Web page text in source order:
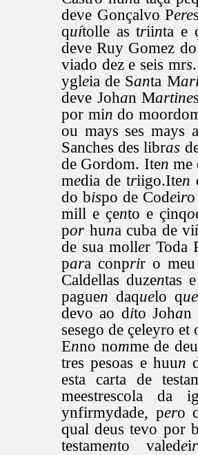
deve Gonçalvo Pere
quítolle as triinta e
deve Ruy Gomez
viado dez e seis mrs
ygleia de Santa M
deve Johan Martine
por min do
ou mays ses mays
Sanches des libras
de Gordom. Iten me
media de triigo.Iten
do bispo de Codeir
mill e çento e çinqo
por huna cuba de
de sua moller Toda
para conprir o meu
Caldellas duzentas
paguen daquelo que
devo ao dito Johan
sesego de çeleyro
Enno nomme de
tres pesoas e huun
esta carta de
meestrescola da
ynfirmydade, pero
qual deus tevo por
testamento valedeir